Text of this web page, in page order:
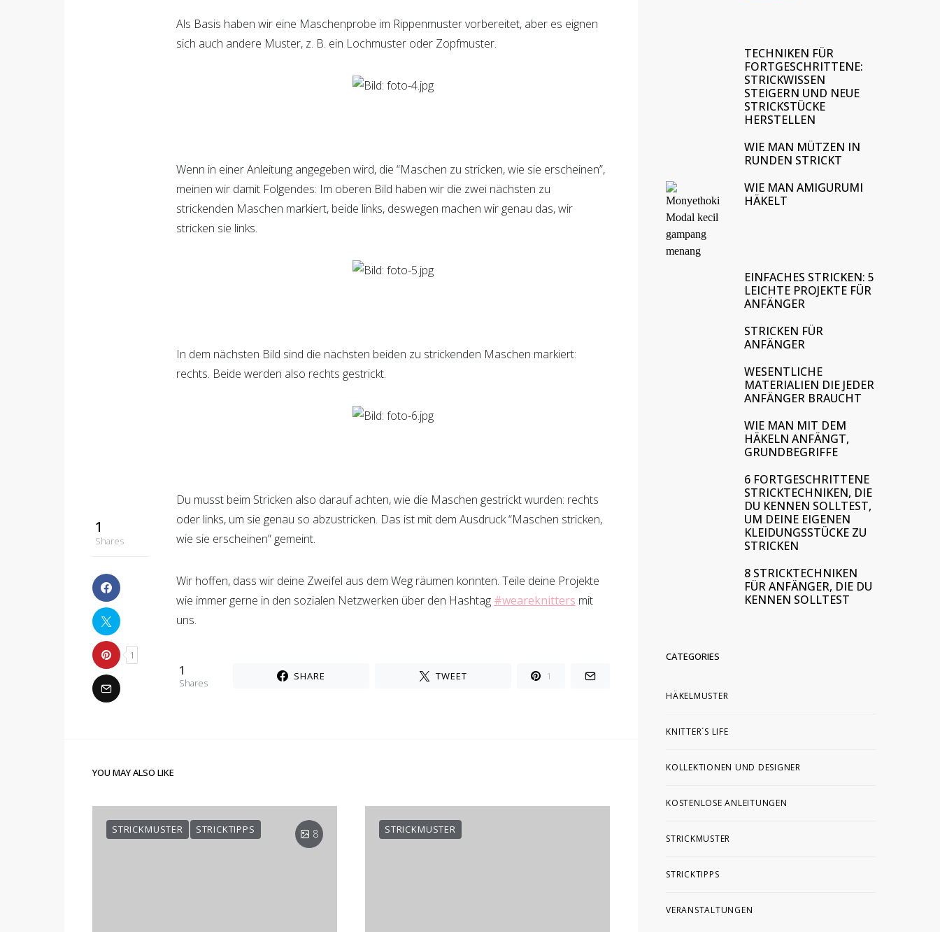
Als Basis haben wir eine Maschenprobe im Rippenmuster vorbereitet, aber es eignen
sich auch andere Muster, z. B. ein Lochmuster oder Zopfmuster.
Wenn in einer Anleitung angegeben wird, die “Maschen zu stricken, wie sie erscheinen”,
meinen wir damit Folgendes: Im oberen Bild haben wir die zwei nächsten zu
strickenden Maschen markiert, beide links, deswegen machen wir genau das, wir
stricken sie links.
In dem nächsten Bild sind die nächsten beiden zu strickenden Maschen markiert:
rechts. Beide werden also rechts gestrickt.
Du musst beim Stricken also darauf achten, wie die Maschen gestrickt wurden: rechts
oder links, um sie genau so abzustricken. Das ist mit dem Ausdruck “Maschen stricken,
wie sie erscheinen” gemeint.
Wir hoffen, dass wir deine Zweifel aus dem Weg räumen konnten. Teile deine Projekte
wie immer gerne in den sozialen Netzwerken über den Hashtag #weareknitters mit
uns.
1
Shares
SHARE TWEET 1
YOU MAY ALSO LIKE
STRICKMUSTER STRICKTIPPS 8 STRICKMUSTER
TECHNIKEN FÜR
FORTGESCHRITTENE:
STRICKWISSEN
STEIGERN UND NEUE
STRICKSTÜCKE
HERSTELLEN
WIE MAN MÜTZEN IN
RUNDEN STRICKT
WIE MAN AMIGURUMI
HÄKELT
EINFACHES STRICKEN: 5
LEICHTE PROJEKTE FÜR
ANFÄNGER
STRICKEN FÜR
ANFÄNGER
WESENTLICHE
MATERIALIEN DIE JEDER
ANFÄNGER BRAUCHT
WIE MAN MIT DEM
HÄKELN ANFÄNGT,
GRUNDBEGRIFFE
6 FORTGESCHRITTENE
STRICKTECHNIKEN, DIE
DU KENNEN SOLLTEST,
UM DEINE EIGENEN
KLEIDUNGSSTÜCKE ZU
STRICKEN
8 STRICKTECHNIKEN
FÜR ANFÄNGER, DIE DU
KENNEN SOLLTEST
CATEGORIES
HÄKELMUSTER
KNITTER´S LIFE
KOLLEKTIONEN UND DESIGNER
KOSTENLOSE ANLEITUNGEN
STRICKMUSTER
STRICKTIPPS
VERANSTALTUNGEN